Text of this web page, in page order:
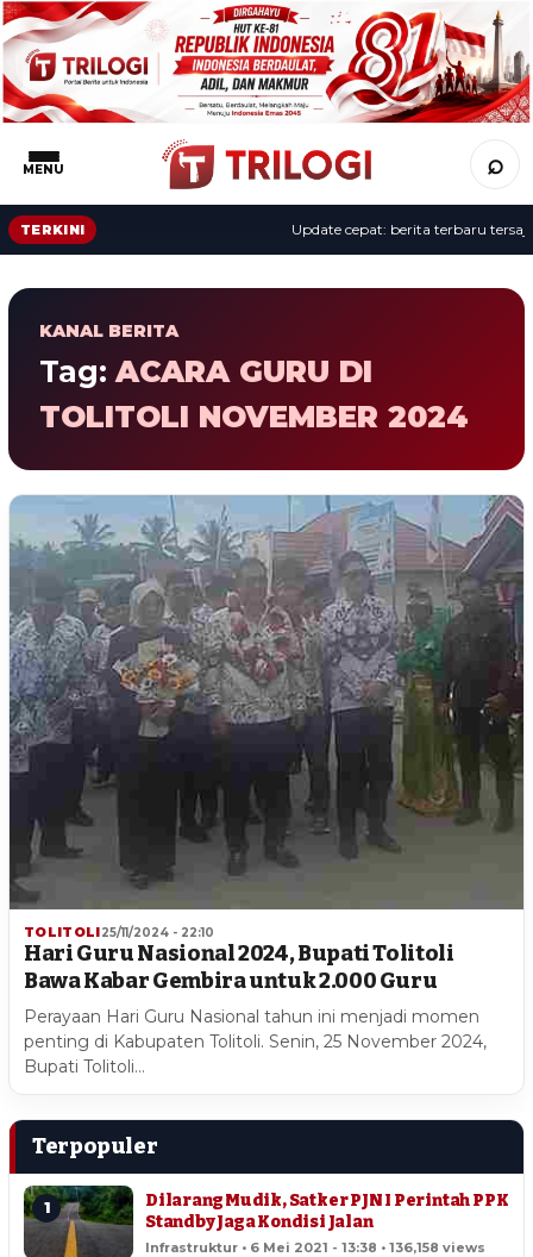
MENU ⌕
TERKINI Update cepat: berita terbaru tersaji
KANAL BERITA
Tag: ACARA GURU DI
TOLITOLI NOVEMBER 2024
TOLITOLI25/11/2024 - 22:10
Hari Guru Nasional 2024, Bupati Tolitoli
Bawa Kabar Gembira untuk 2.000 Guru
Perayaan Hari Guru Nasional tahun ini menjadi momen
penting di Kabupaten Tolitoli. Senin, 25 November 2024,
Bupati Tolitoli…
Terpopuler
1
Dilarang Mudik, Satker PJN I Perintah PPK
Standby Jaga Kondisi Jalan
Infrastruktur • 6 Mei 2021 - 13:38 • 136,158 views